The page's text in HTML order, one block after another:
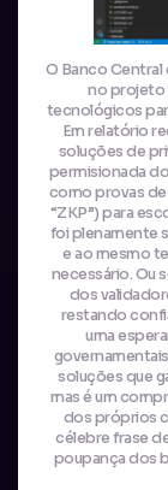
O Banco Central
no projeto
tecnológicos
Em relatório
soluções de
permisionada
como provas
“ZKP”) para
foi plenamente
e ao mesmo
necessário. Ou
dos
restando
uma
soluções que
mas é um
dos próprios
célebre frase
poupança dos